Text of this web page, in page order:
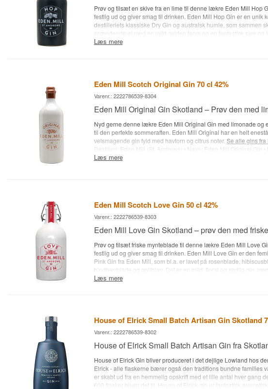
Prøv og tilsæt en skive fra en lime til denne lækre Eden Mill Hop
festlig ud og giver smag til drinken. Eden Mill Hop Gin er en unik
destilleriets klassiske Dry Gin og australsk humle, som sammen
spændende øl med en mild gylden farve og en fantastisk syre og
humlen.Se alle gins fra Eden Mill her
Læs mere
Eden Mill Scotch Original Gin 70 cl 42%
Varenr.: 2222786539-8304
Eden Mill Original Gin Skotland – Prøv den med
Nyd gerne denne lækre Eden Mill Original Gin med limonade og
til den perfekte sommeraften. Eden Mill Original har en helt
velsmagende gin fyld med havtorn og citrus noter. Se alle gins fra
Destilleri: Eden Mill (St. Andrews) • Navn: Eden Mill Original Gin •
Enebær, havtorn, citrus mm. • Land: Skotland • Type: Dry Gin • Alc.
Læs mere
Eden Mill Scotch Love Gin 50 cl 42%
Varenr.: 2222786539-8303
Eden Mill Love Gin Skotland – prøv den med
Prøv og tilsæt friske mynteblade til denne lækre Eden Mill Love
festlig ud og giver smag til drinken. Eden Mill Love Gin er den
Pink Gin fra Eden Mill, som bl.a. er lavet på rosenblade,
hindbærblade og gojiblær. Det er en mild, floral og sødlig gin,
smag.Se alle gins fra Eden Mill her
Læs mere
House of Elrick Small Batch Artisan Gin Skotland
Varenr.: 2222786539-8302
House of Elrick Small Batch Artisan Gin fra
House of Elrick Gin bliver produceret i det dejlige Lowland hos
Elrick - alle flaskerne bærer også den traditions bundne families
er skabt ud fra en hemmelig opskrift med et lille antal hver gang
600 flasker bliver det til. House of Elrick gin er fantastisk aromatisk